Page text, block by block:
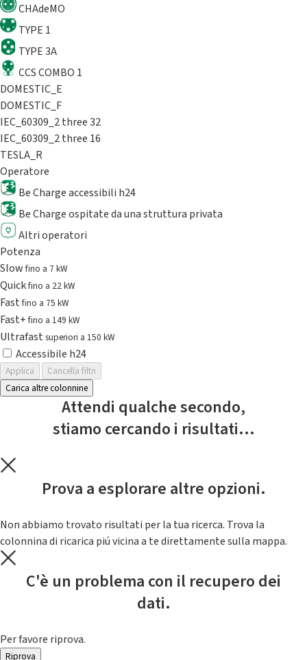
CHAdeMO
TYPE 1
TYPE 3A
CCS COMBO 1
DOMESTIC_E
DOMESTIC_F
IEC_60309_2 three 32
IEC_60309_2 three 16
TESLA_R
Operatore
Be Charge accessibili h24
Be Charge ospitate da una struttura privata
Altri operatori
Potenza
Slowfino a 7 kW
Quickfino a 22 kW
Fastfino a 75 kW
Fast+fino a 149 kW
Ultrafast superiori a 150 kW
Accessibile h24
Applica
Cancella filtri
Carica altre colonnine
Attendi qualche secondo,
stiamo cercando i risultati...
Prova a esplorare altre opzioni.
Non abbiamo trovato risultati per la tua ricerca. Trova la
colonnina di ricarica piú vicina a te direttamente sulla mappa.
C'è un problema con il recupero dei
dati.
Per favore riprova.
Riprova